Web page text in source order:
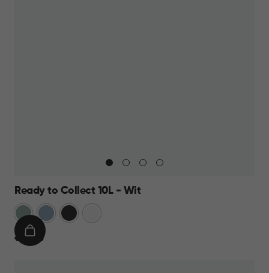
Ready to Collect 10L - Wit
GroenBlauwDonkergrijs
€
€ 14,95
IN